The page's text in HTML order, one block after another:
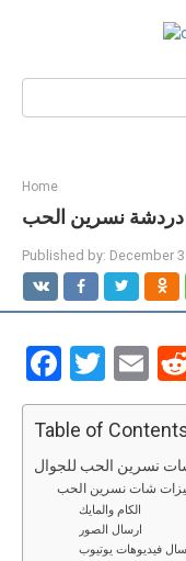
Search:
Home
نسرين الحب
Published by: December
F
a
ce
b
o
o
T
wi
tt
er
E
m
ail
Table of
نسرين الحب للجوال
شات نسرين الحب
الكام والمايك
ارسال الصور
فيديوهات يوتيوب